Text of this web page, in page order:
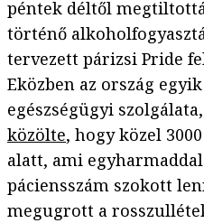
péntek déltől
történő
tervezett párizsi Pride
Eközben az ország
egészségügyi
közölte, hogy közel
alatt, ami
páciensszám szokott
megugrott a